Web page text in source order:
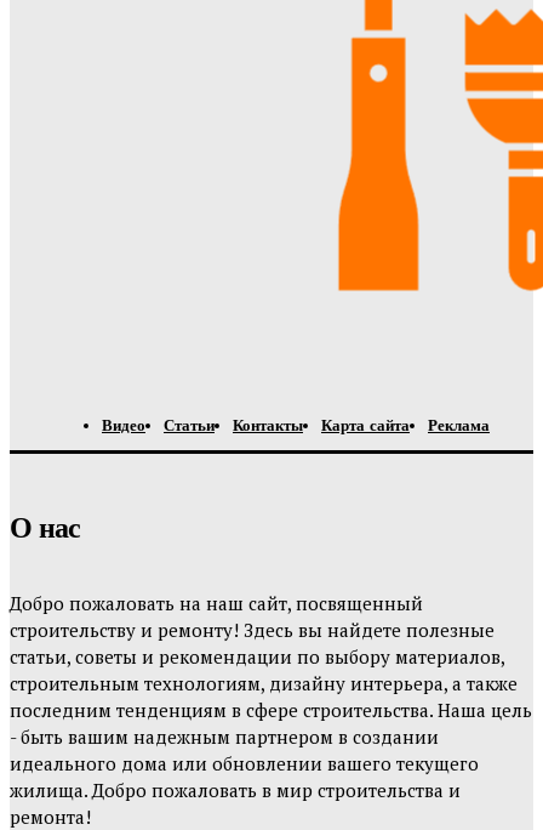
Видео Статьи Контакты Карта сайта Реклама
О нас
Добро пожаловать на наш сайт, посвященный
строительству и ремонту! Здесь вы найдете полезные
статьи, советы и рекомендации по выбору материалов,
строительным технологиям, дизайну интерьера, а также
последним тенденциям в сфере строительства. Наша цель
- быть вашим надежным партнером в создании
идеального дома или обновлении вашего текущего
жилища. Добро пожаловать в мир строительства и
ремонта!